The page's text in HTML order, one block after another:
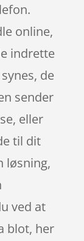
online,
indrette
de
sender
eller
til dit
løsning,
ved at
blot, her